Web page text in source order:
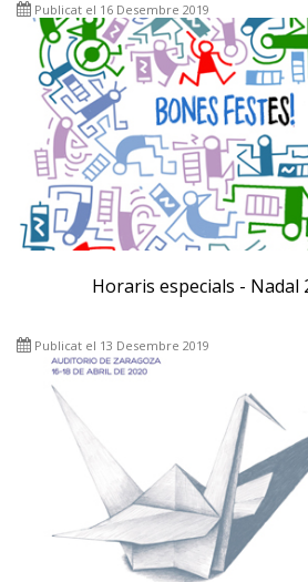
Publicat el 16 Desembre 2019
Horaris especials - Nadal
Publicat el 13 Desembre 2019